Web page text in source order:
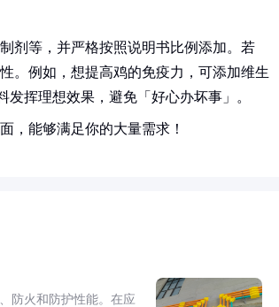
剂等，并严格按照说明书比例添加。若
。例如，想提高鸡的免疫力，可添加维生
挥理想效果，避免「好心办坏事」。
，能够满足你的大量需求！
防火和防护性能。在应